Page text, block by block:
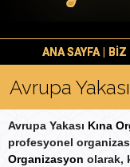
ANA SAYFA
Avrupa
Avrupa Yakası Kına
profesyonel
Organizasyon olarak,